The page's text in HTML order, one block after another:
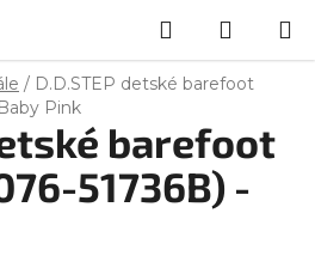
Hľadať
KOŠÍK
/ D.D.STEP detské barefoot
Pink
barefoot
51736B) -